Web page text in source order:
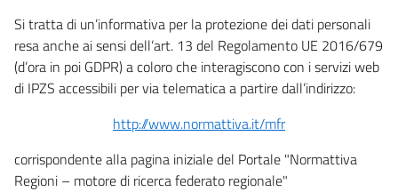
Si tratta di un’informativa per la protezione dei dati personali
resa anche ai sensi dell’art. 13 del Regolamento UE 2016/679
(d’ora in poi GDPR) a coloro che interagiscono con i servizi web
di IPZS accessibili per via telematica a partire dall’indirizzo:
http://www.normattiva.it/mfr
corrispondente alla pagina iniziale del Portale "Normattiva
Regioni – motore di ricerca federato regionale"